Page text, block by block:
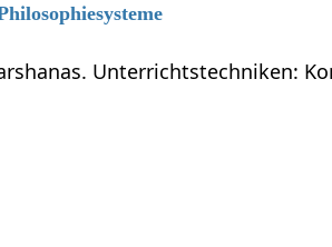
Unterrichtstechniken: